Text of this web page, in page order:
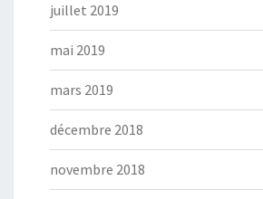
juillet 2019
mai 2019
mars 2019
décembre 2018
novembre 2018